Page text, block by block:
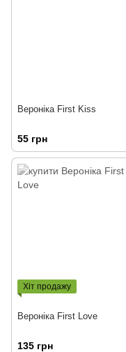
Вероніка First Kiss
55 грн
Хіт продажу
Вероніка First Love
135 грн